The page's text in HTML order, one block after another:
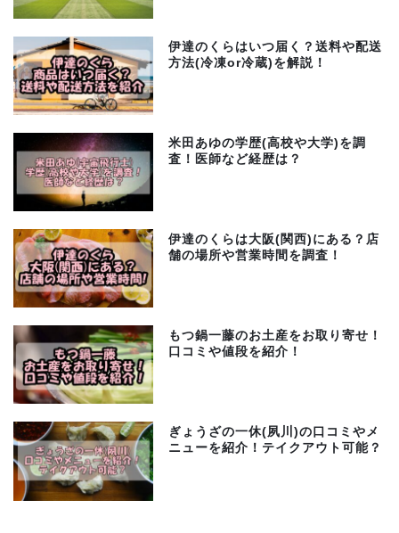
伊達のくらはいつ届く？送料や配送
方法(冷凍or冷蔵)を解説！
米田あゆの学歴(高校や大学)を調
査！医師など経歴は？
伊達のくらは大阪(関西)にある？店
舗の場所や営業時間を調査！
もつ鍋一藤のお土産をお取り寄せ！
口コミや値段を紹介！
ぎょうざの一休(夙川)の口コミやメ
ニューを紹介！テイクアウト可能？